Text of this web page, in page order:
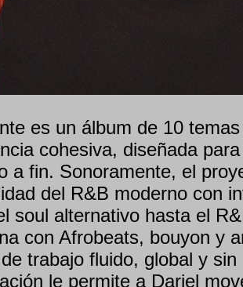
es un álbum de 10
cohesiva, diseñada
a fin. Sonoramente, el
del R&B moderno con
soul alternativo hasta el
con Afrobeats, bouyon y
trabajo fluido, global y
le permite a Dariel